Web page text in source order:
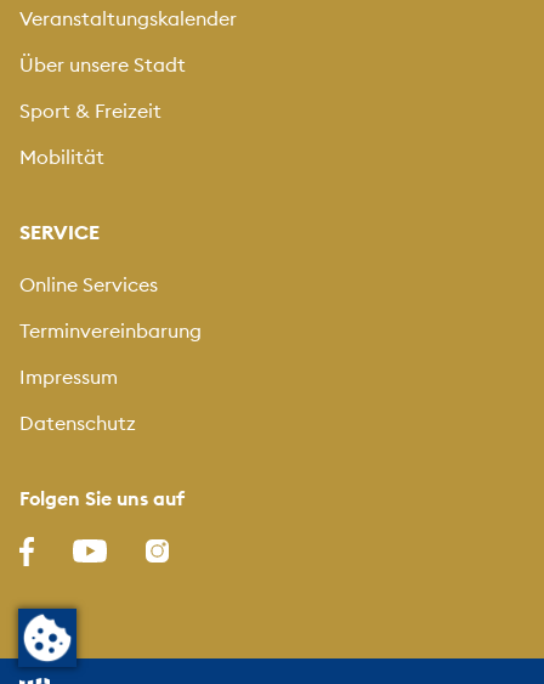
Veranstaltungskalender
Über unsere Stadt
Sport & Freizeit
Mobilität
SERVICE
Online Services
Terminvereinbarung
Impressum
Datenschutz
Folgen Sie uns auf